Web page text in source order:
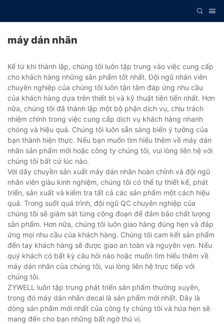
máy dán nhãn
Kể từ khi thành lập, chúng tôi luôn tập trung vào việc cung cấp
cho khách hàng những sản phẩm tốt nhất. Đội ngũ nhân viên
chuyên nghiệp của chúng tôi luôn tận tâm đáp ứng nhu cầu
của khách hàng dựa trên thiết bị và kỹ thuật tiên tiến nhất. Hơn
nữa, chúng tôi đã thành lập một bộ phận dịch vụ, chịu trách
nhiệm chính trong việc cung cấp dịch vụ khách hàng nhanh
chóng và hiệu quả. Chúng tôi luôn sẵn sàng biến ý tưởng của
bạn thành hiện thực. Nếu bạn muốn tìm hiểu thêm về máy dán
nhãn sản phẩm mới hoặc công ty chúng tôi, vui lòng liên hệ với
chúng tôi bất cứ lúc nào.
Với dây chuyền sản xuất máy dán nhãn hoàn chỉnh và đội ngũ
nhân viên giàu kinh nghiệm, chúng tôi có thể tự thiết kế, phát
triển, sản xuất và kiểm tra tất cả các sản phẩm một cách hiệu
quả. Trong suốt quá trình, đội ngũ QC chuyên nghiệp của
chúng tôi sẽ giám sát từng công đoạn để đảm bảo chất lượng
sản phẩm. Hơn nữa, chúng tôi luôn giao hàng đúng hẹn và đáp
ứng mọi nhu cầu của khách hàng. Chúng tôi cam kết sản phẩm
đến tay khách hàng sẽ được giao an toàn và nguyên vẹn. Nếu
quý khách có bất kỳ câu hỏi nào hoặc muốn tìm hiểu thêm về
máy dán nhãn của chúng tôi, vui lòng liên hệ trực tiếp với
chúng tôi.
ZYWELL luôn tập trung phát triển sản phẩm thường xuyên,
trong đó máy dán nhãn decal là sản phẩm mới nhất. Đây là
dòng sản phẩm mới nhất của công ty chúng tôi và hứa hẹn sẽ
mang đến cho bạn những bất ngờ thú vị.